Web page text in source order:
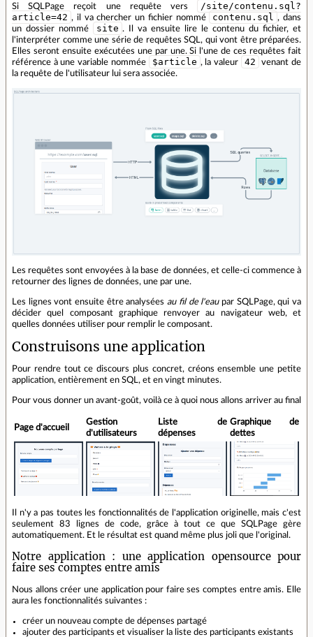
Si SQLPage reçoit une requête vers
/site/contenu.sql?
article=42 , il va chercher un fichier nommé contenu.sql , dans
un dossier nommé
site . Il va ensuite lire le contenu du fichier, et
l'interpréter comme une série de requêtes SQL, qui vont être préparées.
Elles seront ensuite exécutées une par une. Si l'une de ces requêtes fait
référence à une variable nommée
$article , la valeur 42
venant de
la requête de l'utilisateur lui sera associée.
Les requêtes sont envoyées à la base de données, et celle-ci commence à
retourner des lignes de données, une par une.
Les lignes vont ensuite être analyséesau fil de l'eaupar SQLPage, qui va
décider quel composant graphique renvoyer au navigateur web, et
quelles données utiliser pour remplir le composant.
Construisons une application
Pour rendre tout ce discours plus concret, créons ensemble une petite
application, entièrement en SQL, et en vingt minutes.
Pour vous donner un avant-goût, voilà ce à quoi nous allons arriver au final
Page d'accueil
Gestion
d'utilisateurs
Liste de
dépenses
Graphique de
dettes
Il n'y a pas toutes les fonctionnalités de l'application originelle, mais c'est
seulement 83 lignes de code, grâce à tout ce que SQLPage gère
automatiquement. Et le résultat est quand même plus joli que l'original.
Notre application : une application opensource pour
faire ses comptes entre amis
Nous allons créer une application pour faire ses comptes entre amis. Elle
aura les fonctionnalités suivantes :
créer un nouveau compte de dépenses partagé
ajouter des participants et visualiser la liste des participants existants